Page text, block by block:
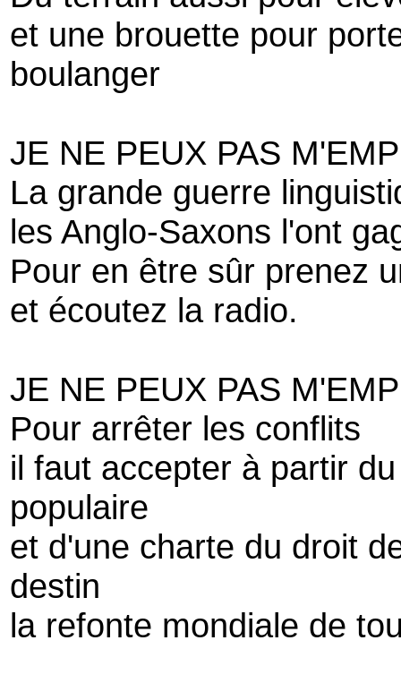
et une brouette pour
boulanger
JE NE PEUX PAS
La grande guerre
les Anglo-Saxons l'ont
Pour en être sûr prenez
et écoutez la radio.
JE NE PEUX PAS
Pour arrêter les conflits
il faut accepter à partir
populaire
et d'une charte du droit
destin
la refonte mondiale de